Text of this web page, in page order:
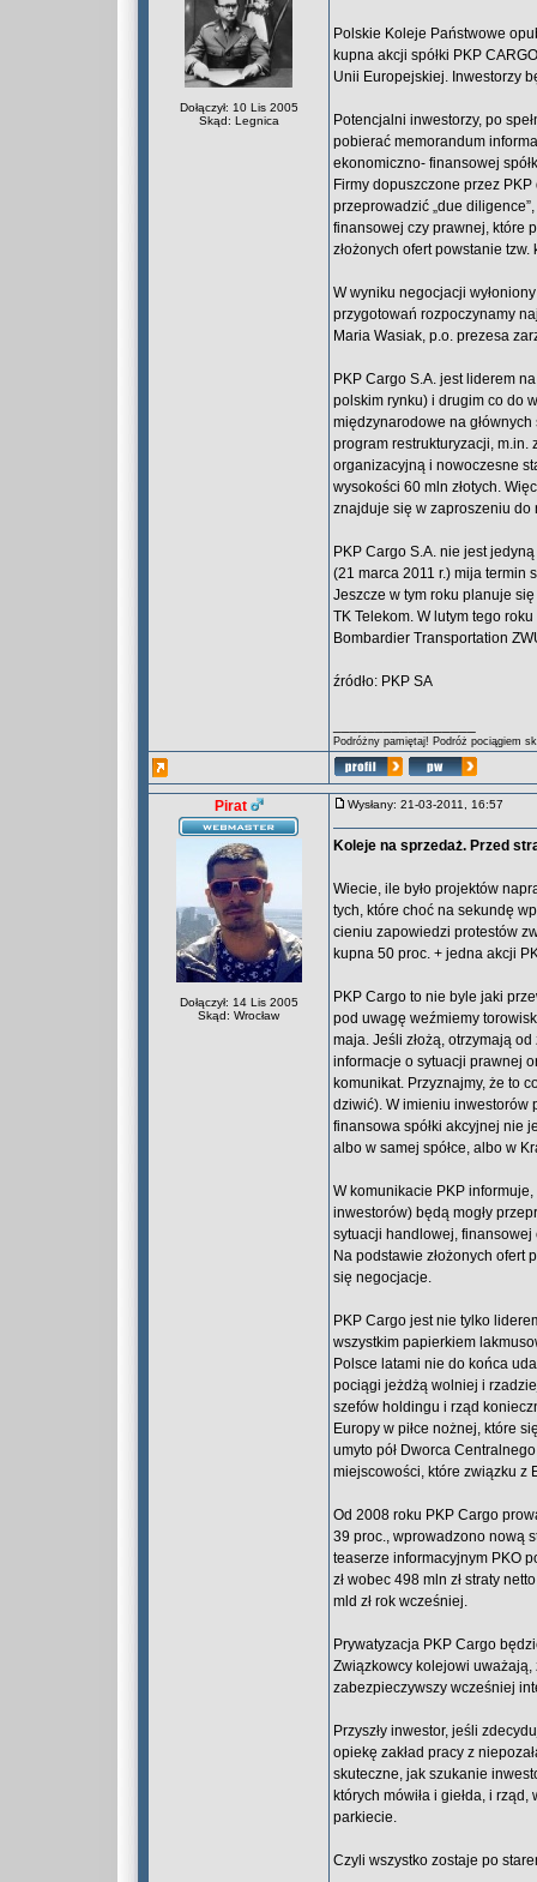
Dołączył: 10 Lis 2005
Skąd: Legnica
Polskie Koleje Państwowe
kupna akcji spółki PKP
Unii Europejskiej. Inwestorzy
Potencjalni inwestorzy, po
pobierać memorandum
ekonomiczno- finansowej
Firmy dopuszczone przez
przeprowadzić „due
finansowej czy prawnej, które
złożonych ofert powstanie
W wyniku negocjacji
przygotowań rozpoczynamy
Maria Wasiak, p.o. prezesa
PKP Cargo S.A. jest liderem
polskim rynku) i drugim co do
międzynarodowe na
program restrukturyzacji,
organizacyjną i nowoczesne
wysokości 60 mln złotych.
znajduje się w zaproszeniu do
PKP Cargo S.A. nie jest
(21 marca 2011 r.) mija termin
Jeszcze w tym roku planuje
TK Telekom. W lutym tego
Bombardier Transportation
źródło: PKP SA
Podróżny pamiętaj! Podróż pociągiem
Pirat
Dołączył: 14 Lis 2005
Skąd: Wrocław
Wysłany: 21-03-2011, 16:57
Koleje na sprzedaż. Przed
Wiecie, ile było projektów
tych, które choć na sekundę
cieniu zapowiedzi protestów
kupna 50 proc. + jedna akcji
PKP Cargo to nie byle jaki
pod uwagę weźmiemy
maja. Jeśli złożą, otrzymają
informacje o sytuacji prawnej
komunikat. Przyznajmy, że to
dziwić). W imieniu inwestorów
finansowa spółki akcyjnej nie
albo w samej spółce, albo w
W komunikacie PKP
inwestorów) będą mogły
sytuacji handlowej, finansowej
Na podstawie złożonych ofert
się negocjacje.
PKP Cargo jest nie tylko
wszystkim papierkiem
Polsce latami nie do końca
pociągi jeżdżą wolniej i
szefów holdingu i rząd
Europy w piłce nożnej, które
umyto pół Dworca
miejscowości, które związku z
Od 2008 roku PKP Cargo
39 proc., wprowadzono nową
teaserze informacyjnym PKO
zł wobec 498 mln zł straty
mld zł rok wcześniej.
Prywatyzacja PKP Cargo
Związkowcy kolejowi uważają,
zabezpieczywszy wcześniej
Przyszły inwestor, jeśli
opiekę zakład pracy z
skuteczne, jak szukanie
których mówiła i giełda, i
parkiecie.
Czyli wszystko zostaje po